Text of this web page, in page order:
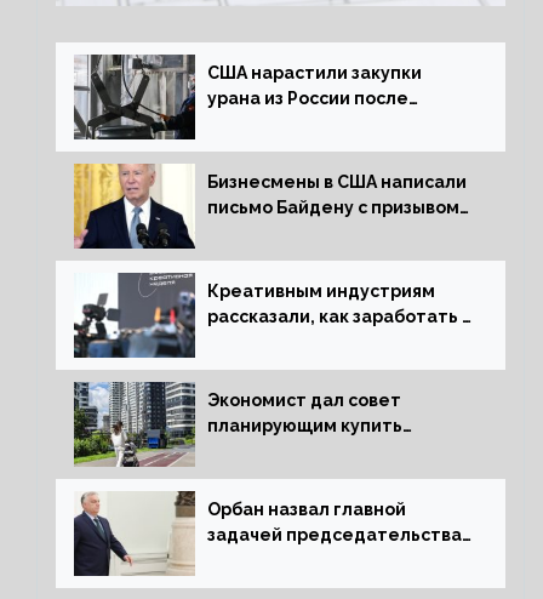
США нарастили закупки
урана из России после
Бизнесмены в США написали
письмо Байдену с призывом
Креативным индустриям
рассказали, как заработать 2
экономики
Экономист дал совет
планирующим купить
Орбан назвал главной
задачей председательства
за мир